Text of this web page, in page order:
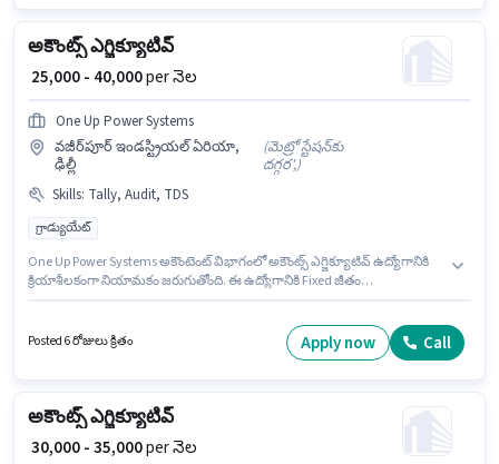
అకౌంట్స్ ఎగ్జిక్యూటివ్
₹ 25,000 - 40,000per నెల
One Up Power Systems
వజీర్‌పూర్ ఇండస్ట్రియల్ ఏరియా,
ఢిల్లీ
(మెట్రో స్టేషన్‌కు
దగ్గర',)
Skills: Tally, Audit, TDS
గ్రాడ్యుయేట్
One Up Power Systems అకౌంటెంట్ విభాగంలో అకౌంట్స్ ఎగ్జిక్యూటివ్ ఉద్యోగానికి
క్రియాశీలకంగా నియామకం జరుగుతోంది. ఈ ఉద్యోగానికి Fixed జీతం
గ్రాడ్యుయేట్ డిగ్రీ లేదా సర్టిఫికెట్ కలిగి ఉండాలి. ఈ ఉద్యోగం 2 - 5 ఏళ్లు సంవత్సరాల
అనుభవం ఉన్న వారికి కోసం, నెల జీతం ₹40000 ఉంటుంది.
Posted 6 రోజులు క్రితం Apply now Call
అకౌంట్స్ ఎగ్జిక్యూటివ్
₹ 30,000 - 35,000per నెల